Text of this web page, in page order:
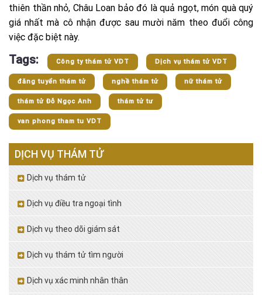
thiên thần nhỏ, Châu Loan bảo đó là quả ngọt, món quà quý
giá nhất mà cô nhận được sau mười năm theo đuổi công
việc đặc biệt này.
Tags: Công ty thám tử VDT Dịch vụ thám tử VDT
đăng tuyển thám tử nghề thám tử nữ thám tử
thám tử Đỗ Ngọc Anh thám tử tư
van phong tham tu VDT
DỊCH VỤ THÁM TỬ
Dịch vụ thám tử
Dịch vụ điều tra ngoại tình
Dịch vụ theo dõi giám sát
Dịch vụ thám tử tìm người
Dịch vụ xác minh nhân thân